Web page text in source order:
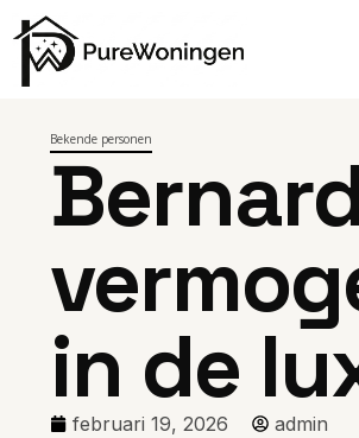
Bekende personen
in de
februari 19, 2026
admin